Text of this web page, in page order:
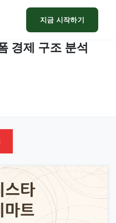
지금 시작하기
경제 구조 분석